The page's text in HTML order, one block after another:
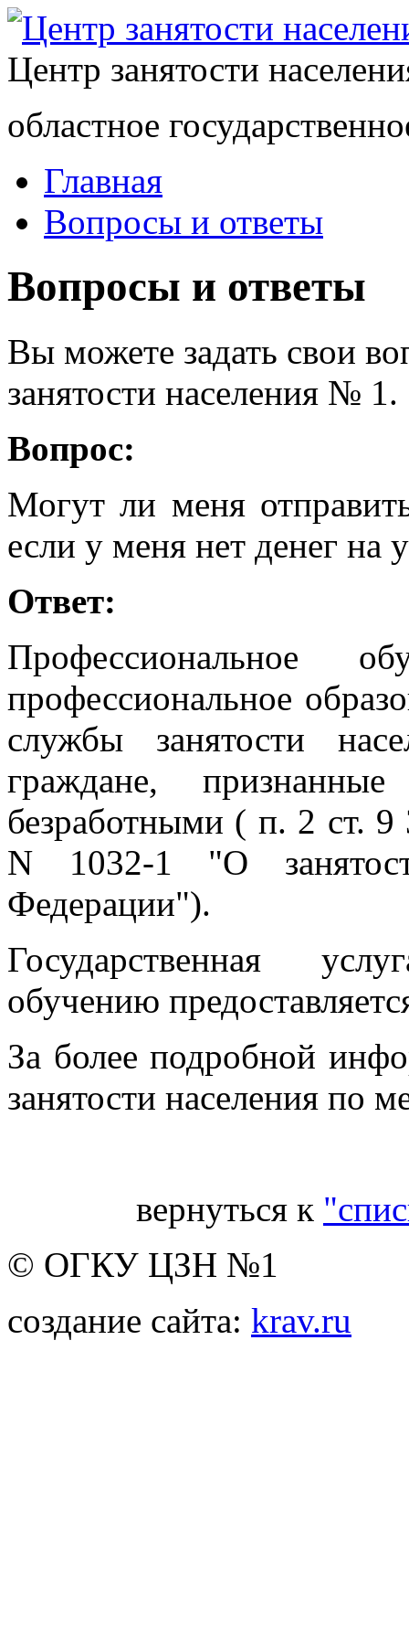
Центр занятости
областное
Главная
Вопросы и ответы
Вопросы и ответы
Вы можете задать свои
занятости населения № 1.
Вопрос:
Могут ли меня
если у меня нет денег на
Ответ:
Профессиональное
профессиональное
службы занятости
граждане,
безработными ( п. 2 ст.
N 1032-1 "О
Федерации").
Государственная
обучению
За более подробной
занятости населения по
вернуться к
© ОГКУ ЦЗН №1
создание сайта: krav.ru